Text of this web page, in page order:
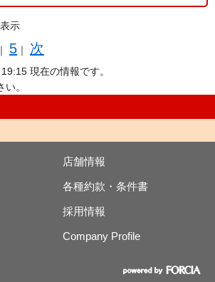
示
｜ 5 ｜ 次
現在の情報です。
。
店舗情報
各種約款・条件書
採用情報
Company Profile